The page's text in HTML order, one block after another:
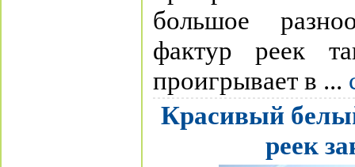
большое
фактур реек
проигрывает в ...
Красивый
реек